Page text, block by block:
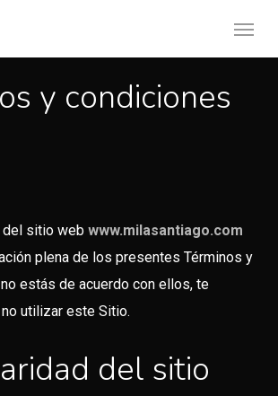
y condiciones
del sitio webwww.milasantiago.com
plena de los presentes Términos y
estás de acuerdo con ellos, te
utilizar este Sitio.
del sitio